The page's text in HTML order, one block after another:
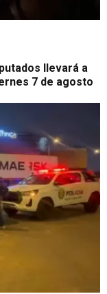
llevará a
7 de agosto